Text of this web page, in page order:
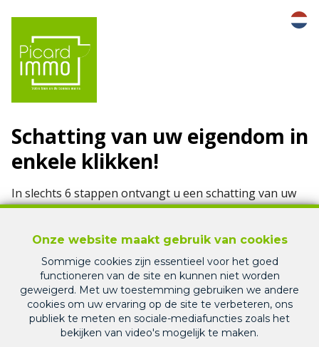
Online
schatting
Onze website maakt gebruik van cookies
Sommige cookies zijn essentieel voor het goed
functioneren van de site en kunnen niet worden
geweigerd. Met uw toestemming gebruiken we andere
cookies om uw ervaring op de site te verbeteren, ons
publiek te meten en sociale-mediafuncties zoals het
bekijken van video's mogelijk te maken.